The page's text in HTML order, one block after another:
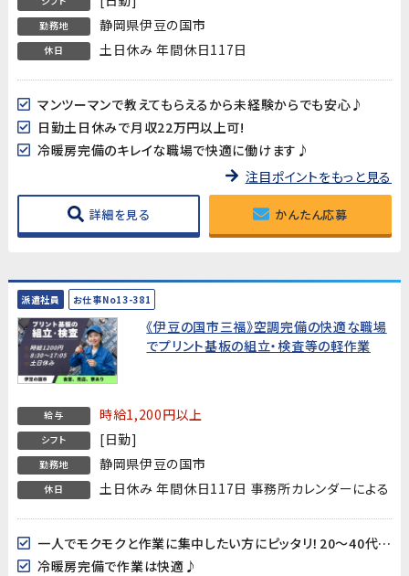
勤務地 静岡県伊豆の国市
休日 土日休み 年間休日117日
マンツーマンで教えてもらえるから未経験からでも安心♪
日勤土日休みで月収22万円以上可!
冷暖房完備のキレイな職場で快適に働けます♪
注目ポイントをもっと見る
詳細を見る かんたん応募
派遣社員 お仕事No13-381
《伊豆の国市三福》空調完備の快適な職場
でプリント基板の組立・検査等の軽作業
給与 時給1,200円以上
シフト [日勤]
勤務地 静岡県伊豆の国市
休日 土日休み 年間休日117日 事務所カレンダーによる
一人でモクモクと作業に集中したい方にピッタリ！20～40代男女多数活躍中!!
冷暖房完備で作業は快適♪